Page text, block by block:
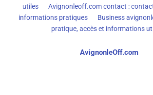
utiles
Avignonleoff.com contact :
informations pratiques
Business
pratique, accès et informations
AvignonleOff.com